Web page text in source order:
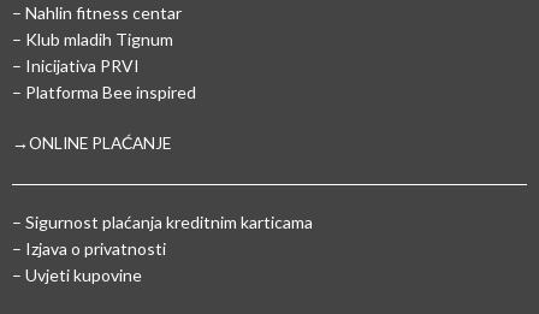
– Nahlin fitness centar
– Klub mladih Tignum
– Inicijativa PRVI
– Platforma Bee inspired
→ONLINE PLAĆANJE
– Sigurnost plaćanja kreditnim karticama
– Izjava o privatnosti
– Uvjeti kupovine